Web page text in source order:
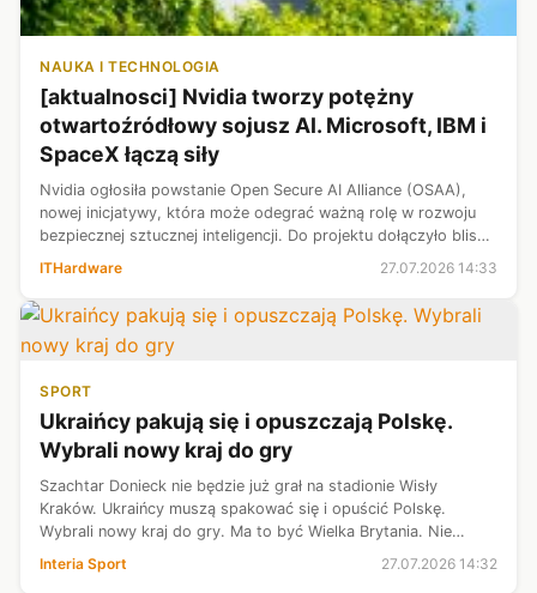
NAUKA I TECHNOLOGIA
[aktualnosci] Nvidia tworzy potężny
otwartoźródłowy sojusz AI. Microsoft, IBM i
SpaceX łączą siły
Nvidia ogłosiła powstanie Open Secure AI Alliance (OSAA),
nowej inicjatywy, która może odegrać ważną rolę w rozwoju
bezpiecznej sztucznej inteligencji. Do projektu dołączyło blisko
ITHardware 27.07.2026 14:33
SPORT
Ukraińcy pakują się i opuszczają Polskę.
Wybrali nowy kraj do gry
Szachtar Donieck nie będzie już grał na stadionie Wisły
Kraków. Ukraińcy muszą spakować się i opuścić Polskę.
Wybrali nowy kraj do gry. Ma to być Wielka Brytania. Nie
ukrywa, że wolałby występ...
Interia Sport 27.07.2026 14:32